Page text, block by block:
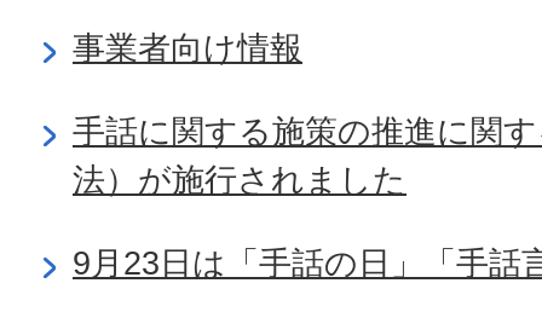
事業者向け情報
手話に関する施策の推進に関
法）が施行されました
9月23日は「手話の日」「手話